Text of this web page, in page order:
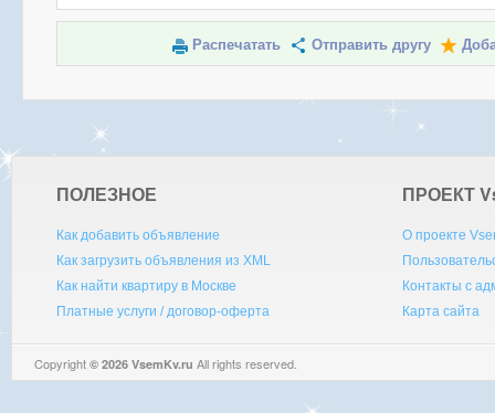
Распечатать Отправить другу
ПОЛЕЗНОЕ
Как добавить объявление
Как загрузить объявления из XML
Как найти квартиру в Москве
Платные услуги / договор-оферта
ПРОЕКТ V
О проекте
Контакты с
Карта сайта
Copyright © 2026 VsemKv.ru All rights reserved.